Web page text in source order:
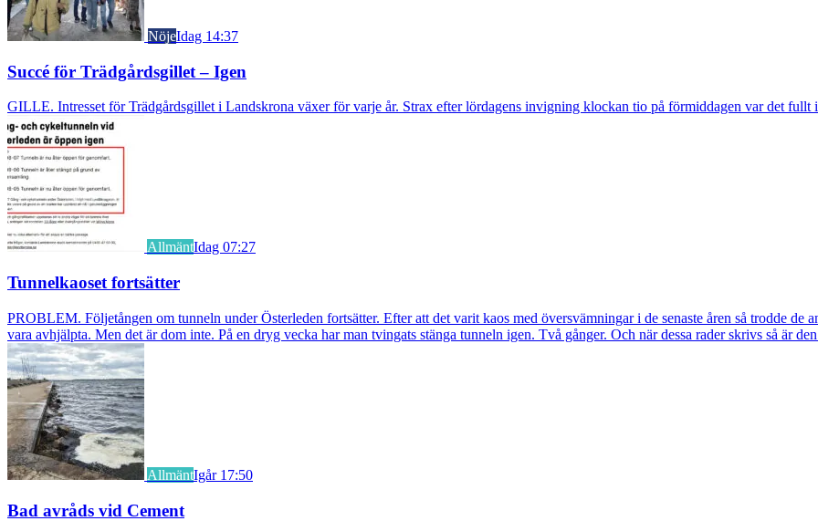
NöjeIdag 14:37
Succé för Trädgårdsgillet – Igen
GILLE. Intresset för Trädgårdsgillet i Landskrona växer för varje år. Strax efter lördagens invigning klockan tio på förmiddagen var det fullt
AllmäntIdag 07:27
Tunnelkaoset fortsätter
PROBLEM. Följetången om tunneln under Österleden fortsätter. Efter att det varit kaos med översvämningar i de senaste åren så trodde de
vara avhjälpta. Men det är dom inte. På en dryg vecka har man tvingats stänga tunneln igen. Två gånger. Och när dessa rader skrivs så är
AllmäntIgår 17:50
Bad avråds vid Cement